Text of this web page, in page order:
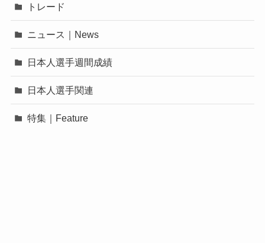
トレード
ニュース｜News
日本人選手週間成績
日本人選手関連
特集｜Feature